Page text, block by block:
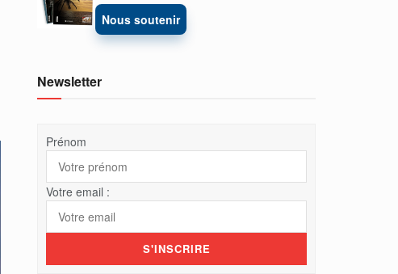
Nous soutenir
Newsletter
Prénom
Votre email :